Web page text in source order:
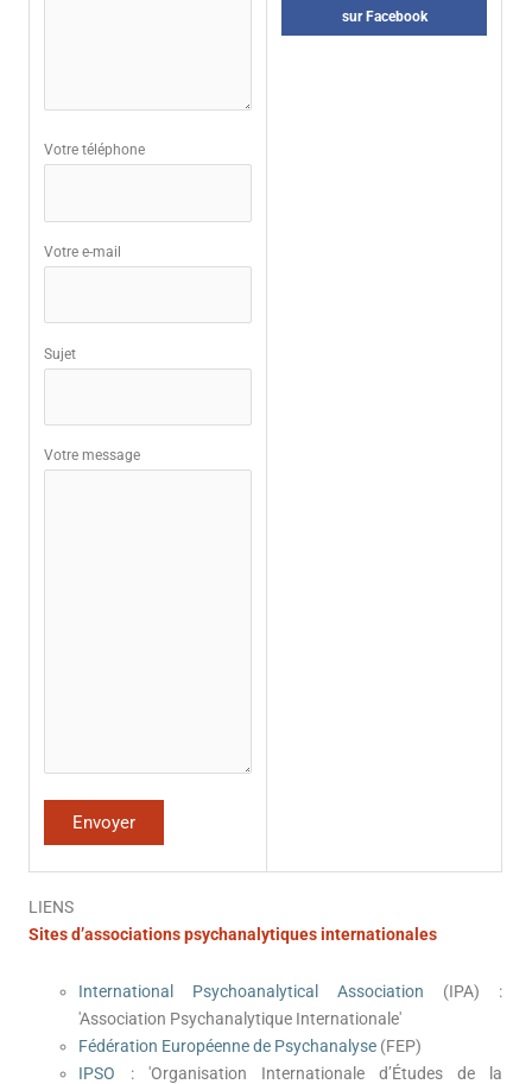
Votre téléphone
Votre e-mail
Sujet
Votre message
sur Facebook
LIENS
Sites d’associations psychanalytiques internationales
International Psychoanalytical Association (IPA) :
'Association Psychanalytique Internationale'
Fédération Européenne de Psychanalyse (FEP)
IPSO : 'Organisation Internationale d’Études de la